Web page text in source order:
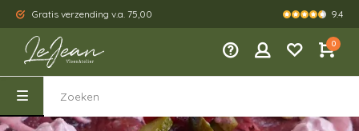
Gratis verzending v.a. 75,00 Kies je9.4
0